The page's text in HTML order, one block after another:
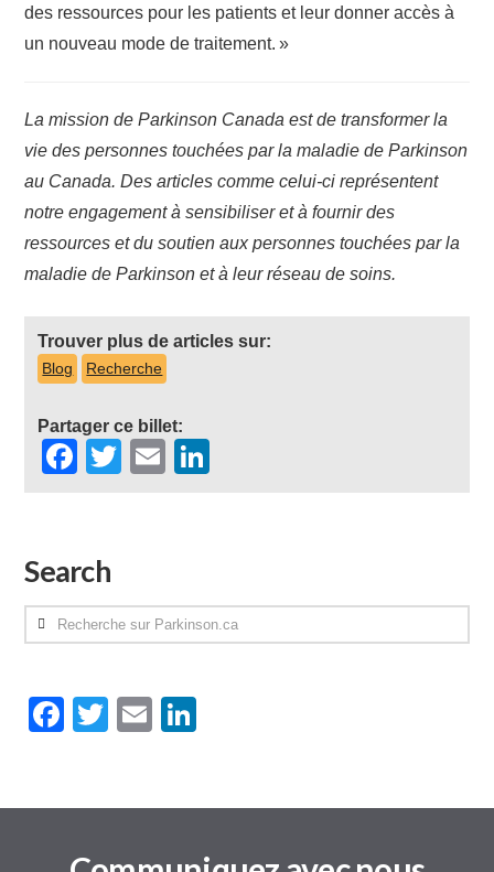
des ressources pour les patients et leur donner accès à
un nouveau mode de traitement. »
La mission de Parkinson Canada est de transformer la
vie des personnes touchées par la maladie de Parkinson
au Canada. Des articles comme celui-ci représentent
notre engagement à sensibiliser et à fournir des
ressources et du soutien aux personnes touchées par la
maladie de Parkinson et à leur réseau de soins.
Trouver plus de articles sur:
Blog Recherche
Partager ce billet:
Facebook
Twitter
Email
Search
Recherche
sur
Facebook
TwitterEmail